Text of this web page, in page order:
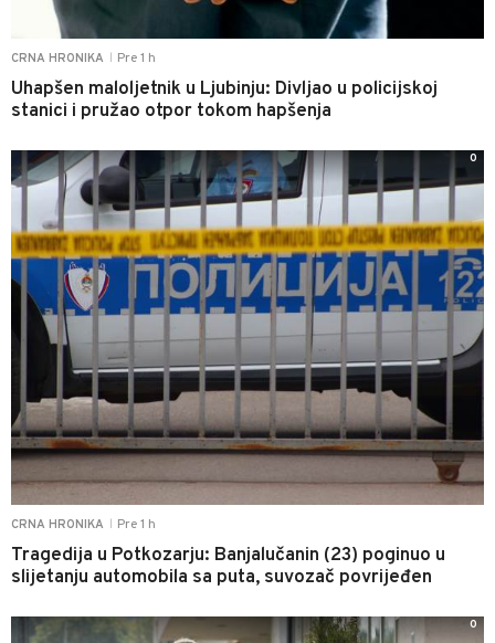
CRNA HRONIKA Pre 1 h
Uhapšen maloljetnik u Ljubinju: Divljao u policijskoj
stanici i pružao otpor tokom hapšenja
CRNA HRONIKA Pre 1 h
Tragedija u Potkozarju: Banjalučanin (23) poginuo u
slijetanju automobila sa puta, suvozač povrijeđen
0
0